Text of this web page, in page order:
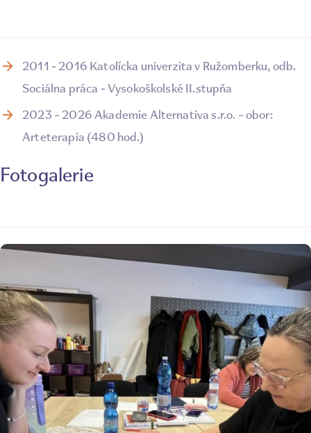
2011 - 2016 Katolícka univerzita v Ružomberku, odb.
Sociálna práca -Vysokoškolské II.stupňa
2023 – 2026 Akademie Alternativa s.r.o. – obor:
Arteterapia (480 hod.)
Fotogalerie